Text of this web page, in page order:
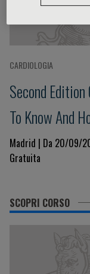
CARDIOLOGIA
Second
To Know And
Madrid | Da 20/09/
Gratuita
SCOPRI CORSO